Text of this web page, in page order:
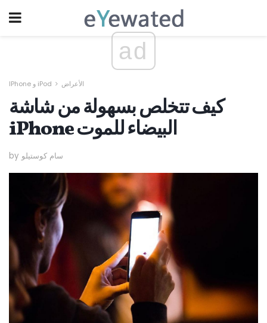
ad
IPhone و iPod الأعراض
كيف تتخلص بسهولة من شاشة
iPhone البيضاء للموت
by سام كوستيلو